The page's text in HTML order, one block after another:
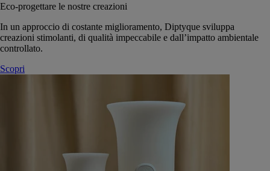
Eco-progettare le nostre creazioni
In un approccio di costante miglioramento, Diptyque sviluppa
creazioni stimolanti, di qualità impeccabile e dall’impatto ambientale
controllato.
Scopri